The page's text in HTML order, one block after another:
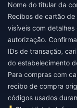
Nome do titular da
Recibos de cartão
visíveis com
autorização.
IDs de transação,
do estabelecimento
Para compras com
recibo de compra
códigos usados